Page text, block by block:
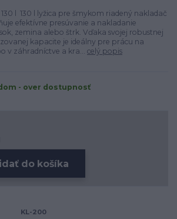
l 130 l lyžica pre šmykom riadený nakladač
efektívne presúvanie a nakladanie
zemina alebo štrk. Vďaka svojej robustnej
kapacite je ideálny pre prácu na
v záhradníctve a kra... celý popis
- over dostupnosť
do košíka
KL-200